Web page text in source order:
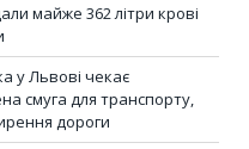
майже 362 літри крові
у Львові чекає
смуга для транспорту,
дороги